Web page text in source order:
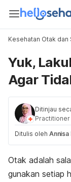
Kesehatan Otak dan
Yuk,
Agar
Ditinjau
Practitioner
Ditulis oleh Annisa
Otak adalah
gunakan setiap